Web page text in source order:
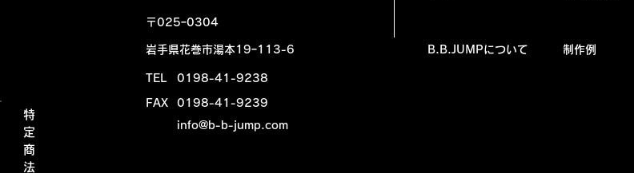
特
定
商
法
〒025ｰ0304
岩手県花巻市湯本19ｰ113-6 B.B.JUMPについて 制作例
0198-41-9238
TEL
0198-41-9239
FAX
info@b-b-jump.com